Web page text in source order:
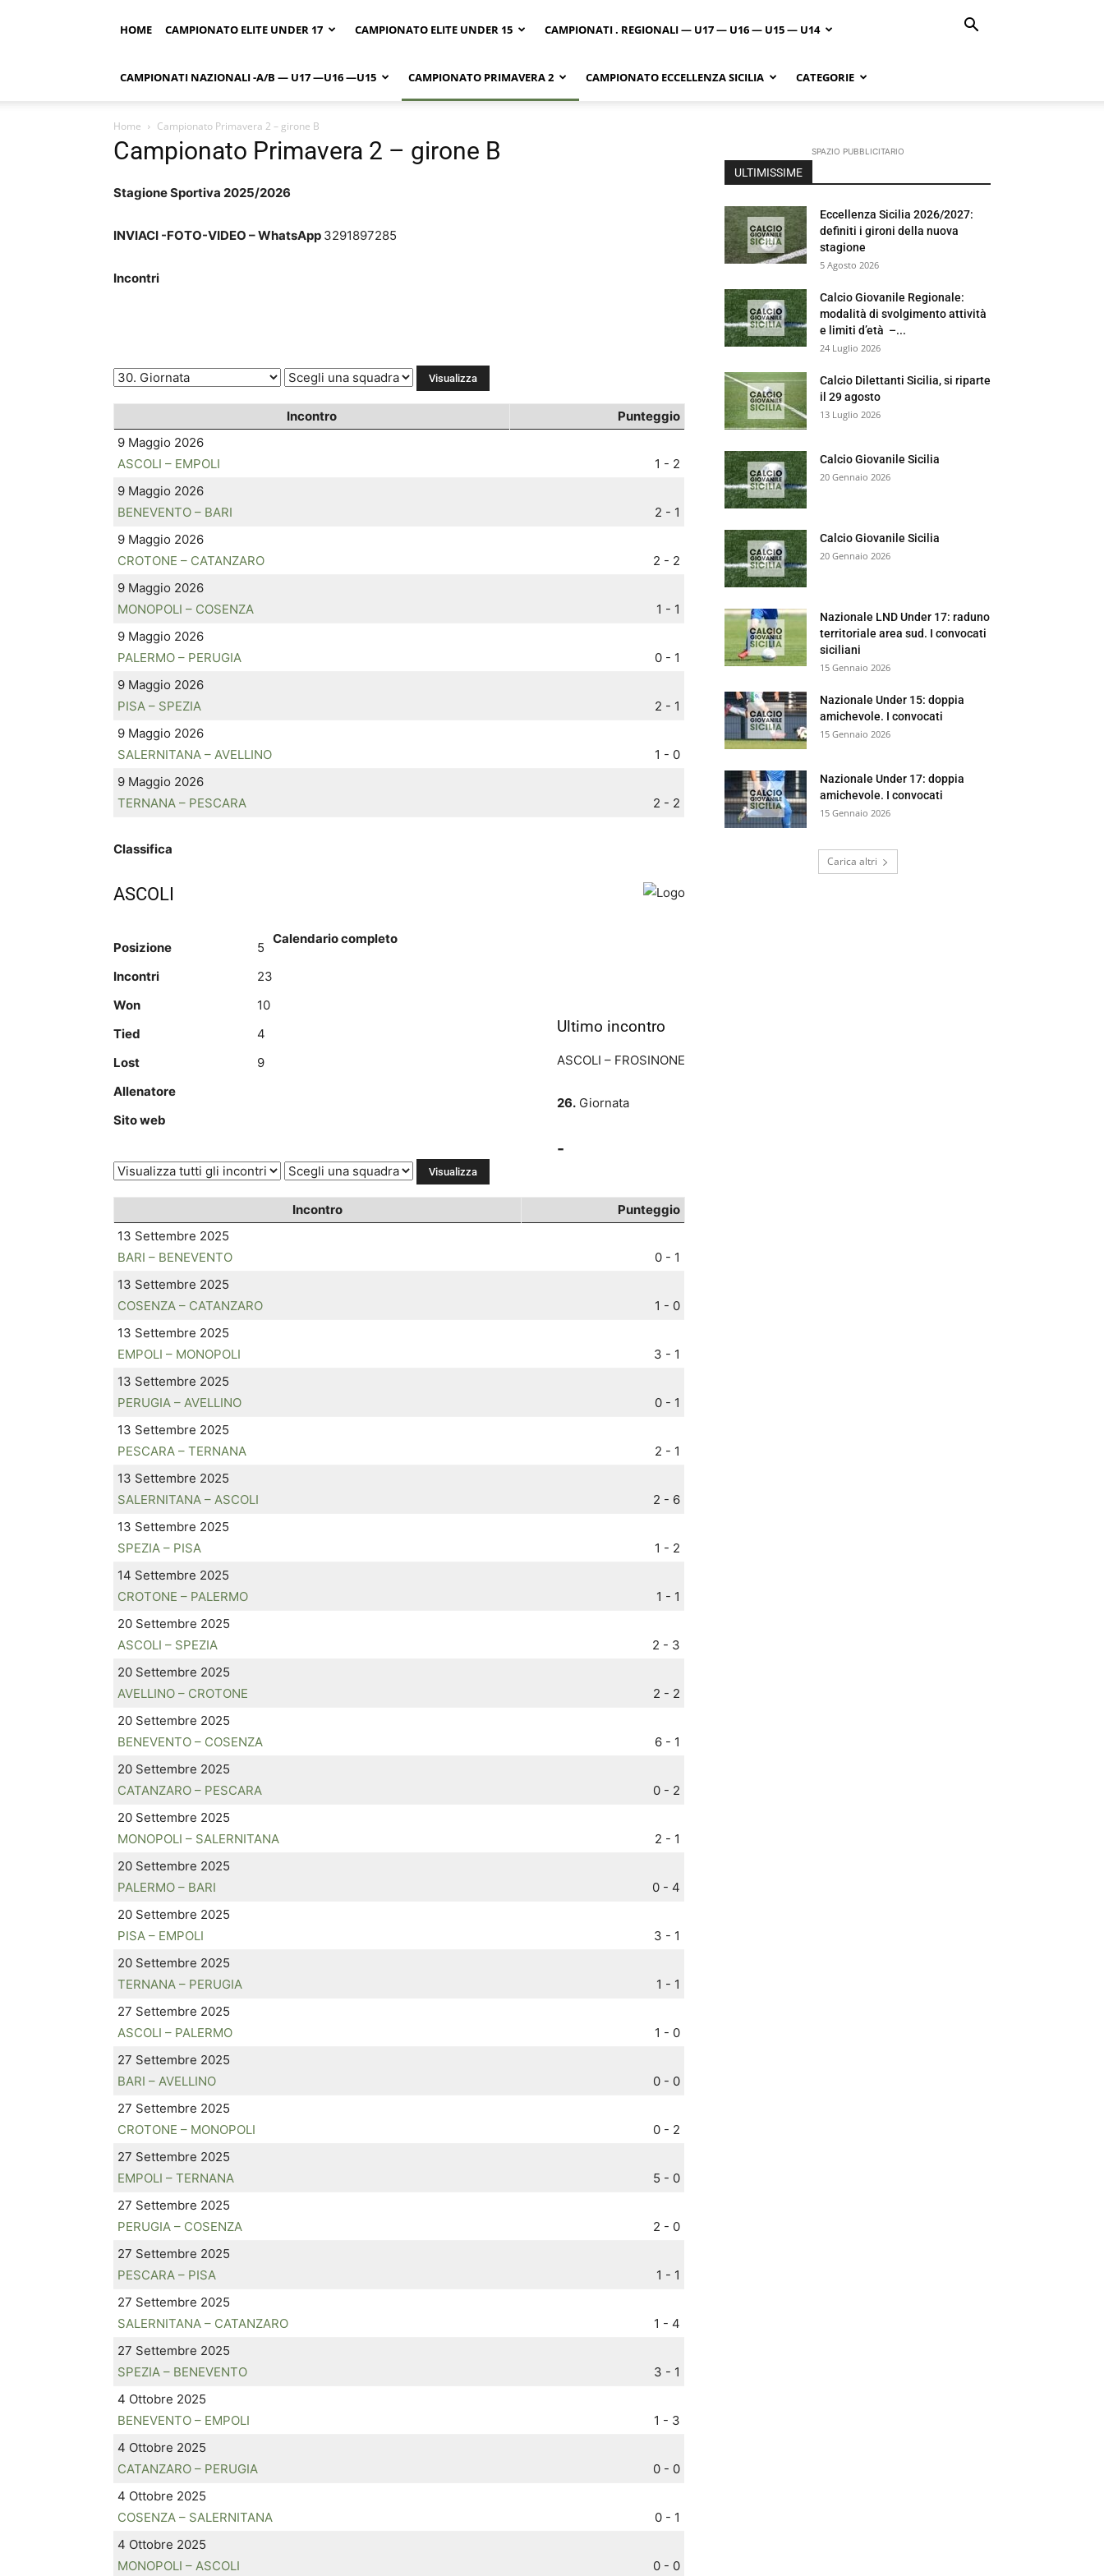
HOME CAMPIONATO ELITE UNDER 17 CAMPIONATO ELITE UNDER 15 CAMPIONATI . REGIONALI — U17 — U16 — U15 — U14
CAMPIONATI NAZIONALI -A/B — U17 —U16 —U15 CAMPIONATO PRIMAVERA 2 CAMPIONATO ECCELLENZA SICILIA CATEGORIE
Home Campionato Primavera 2 – girone B
Campionato Primavera 2 – girone B
Stagione Sportiva 2025/2026
INVIACI -FOTO-VIDEO – WhatsApp 3291897285
Incontri
Incontro
Punteggio
9 Maggio 2026
ASCOLI – EMPOLI
1 - 2
9 Maggio 2026
BENEVENTO – BARI
2 - 1
9 Maggio 2026
CROTONE – CATANZARO
2 - 2
9 Maggio 2026
MONOPOLI – COSENZA
1 - 1
9 Maggio 2026
PALERMO – PERUGIA
0 - 1
9 Maggio 2026
PISA – SPEZIA
2 - 1
9 Maggio 2026
SALERNITANA – AVELLINO
1 - 0
9 Maggio 2026
TERNANA – PESCARA
2 - 2
Classifica
ASCOLI
Posizione
5
Incontri
23
Won
10
Tied
4
Lost
9
Allenatore
Sito web
Ultimo incontro
ASCOLI – FROSINONE
26. Giornata
-
Calendario completo
Incontro
Punteggio
13 Settembre 2025
BARI – BENEVENTO
0 - 1
13 Settembre 2025
COSENZA – CATANZARO
1 - 0
13 Settembre 2025
EMPOLI – MONOPOLI
3 - 1
13 Settembre 2025
PERUGIA – AVELLINO
0 - 1
13 Settembre 2025
PESCARA – TERNANA
2 - 1
13 Settembre 2025
SALERNITANA – ASCOLI
2 - 6
13 Settembre 2025
SPEZIA – PISA
1 - 2
14 Settembre 2025
CROTONE – PALERMO
1 - 1
20 Settembre 2025
ASCOLI – SPEZIA
2 - 3
20 Settembre 2025
AVELLINO – CROTONE
2 - 2
20 Settembre 2025
BENEVENTO – COSENZA
6 - 1
20 Settembre 2025
CATANZARO – PESCARA
0 - 2
20 Settembre 2025
MONOPOLI – SALERNITANA
2 - 1
20 Settembre 2025
PALERMO – BARI
0 - 4
20 Settembre 2025
PISA – EMPOLI
3 - 1
20 Settembre 2025
TERNANA – PERUGIA
1 - 1
27 Settembre 2025
ASCOLI – PALERMO
1 - 0
27 Settembre 2025
BARI – AVELLINO
0 - 0
27 Settembre 2025
CROTONE – MONOPOLI
0 - 2
27 Settembre 2025
EMPOLI – TERNANA
5 - 0
27 Settembre 2025
PERUGIA – COSENZA
2 - 0
27 Settembre 2025
PESCARA – PISA
1 - 1
27 Settembre 2025
SALERNITANA – CATANZARO
1 - 4
27 Settembre 2025
SPEZIA – BENEVENTO
3 - 1
4 Ottobre 2025
BENEVENTO – EMPOLI
1 - 3
4 Ottobre 2025
CATANZARO – PERUGIA
0 - 0
4 Ottobre 2025
COSENZA – SALERNITANA
0 - 1
4 Ottobre 2025
MONOPOLI – ASCOLI
0 - 0
SPAZIO PUBBLICITARIO
ULTIMISSIME
Eccellenza Sicilia 2026/2027:
definiti i gironi della nuova
stagione
5 Agosto 2026
Calcio Giovanile Regionale:
modalità di svolgimento attività
e limiti d’età –...
24 Luglio 2026
Calcio Dilettanti Sicilia, si riparte
il 29 agosto
13 Luglio 2026
Calcio Giovanile Sicilia
20 Gennaio 2026
Calcio Giovanile Sicilia
20 Gennaio 2026
Nazionale LND Under 17: raduno
territoriale area sud. I convocati
siciliani
15 Gennaio 2026
Nazionale Under 15: doppia
amichevole. I convocati
15 Gennaio 2026
Nazionale Under 17: doppia
amichevole. I convocati
15 Gennaio 2026
Carica altri